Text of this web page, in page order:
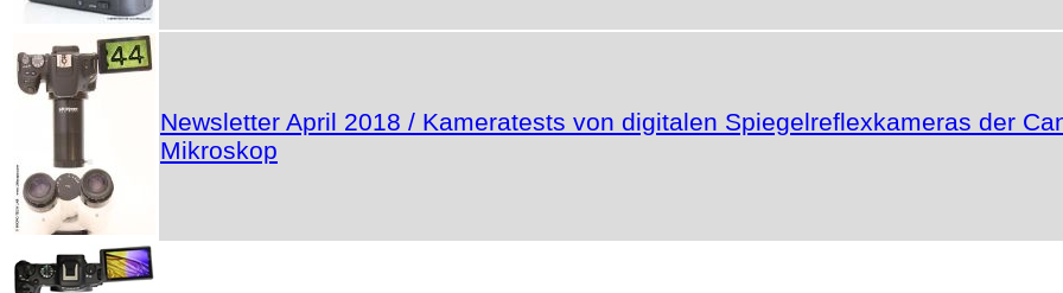
Newsletter April 2018 / Kameratests von digitalen Spiegelreflexkameras der
Mikroskop